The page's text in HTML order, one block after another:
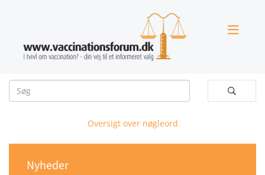


Oversigt over nøgleord
Nyheder